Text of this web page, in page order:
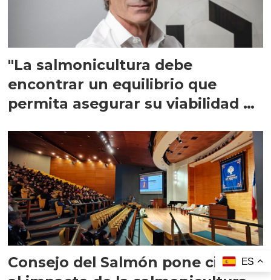
"La salmonicultura debe
encontrar un equilibrio que
permita asegurar su viabilidad de
Consejo del Salmón pone cifrasES